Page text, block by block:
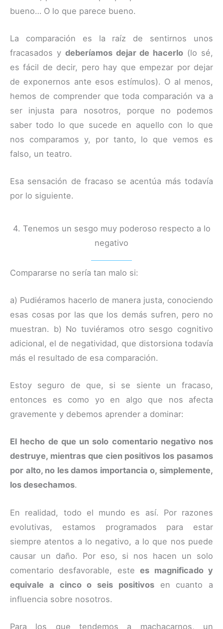
bueno… O lo que parece bueno.
La comparación es la raíz de sentirnos unos
fracasados y deberíamos dejar de hacerlo (lo sé,
es fácil de decir, pero hay que empezar por dejar
de exponernos ante esos estímulos). O al menos,
hemos de comprender que toda comparación va a
ser injusta para nosotros, porque no podemos
saber todo lo que sucede en aquello con lo que
nos comparamos y, por tanto, lo que vemos es
falso, un teatro.
Esa sensación de fracaso se acentúa más todavía
por lo siguiente.
4. Tenemos un sesgo muy poderoso respecto a lo
negativo
Compararse no sería tan malo si:
a) Pudiéramos hacerlo de manera justa, conociendo
esas cosas por las que los demás sufren, pero no
muestran. b) No tuviéramos otro sesgo cognitivo
adicional, el de negatividad, que distorsiona todavía
más el resultado de esa comparación.
Estoy seguro de que, si se siente un fracaso,
entonces es como yo en algo que nos afecta
gravemente y debemos aprender a dominar:
El hecho de que un solo comentario negativo nos
destruye, mientras que cien positivos los pasamos
por alto, no les damos importancia o, simplemente,
los desechamos.
En realidad, todo el mundo es así. Por razones
evolutivas, estamos programados para estar
siempre atentos a lo negativo, a lo que nos puede
causar un daño. Por eso, si nos hacen un solo
comentario desfavorable, estees magnificado y
equivale a cinco o seis positivosen cuanto a
influencia sobre nosotros.
Para los que tendemos a machacarnos, un